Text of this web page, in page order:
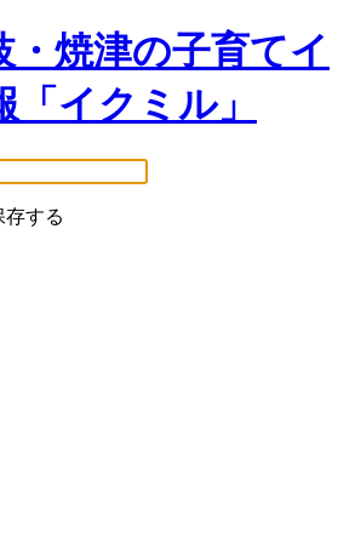
・焼津の子育てイ
イクミル」
存する